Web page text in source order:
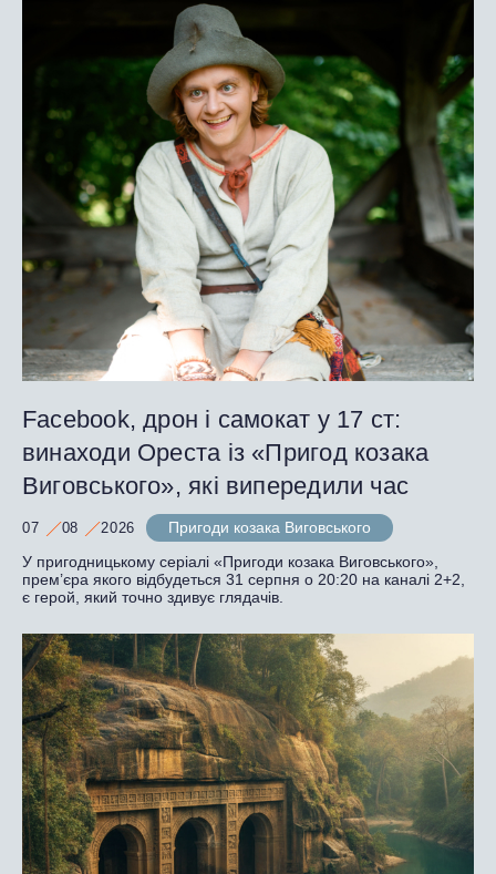
Facebook, дрон і самокат у 17 ст:
винаходи Ореста із «Пригод козака
Виговського», які випередили час
07 08 2026
Пригоди козака Виговського
У пригодницькому серіалі «Пригоди козака Виговського»,
прем’єра якого відбудеться 31 серпня о 20:20 на каналі 2+2,
є герой, який точно здивує глядачів.